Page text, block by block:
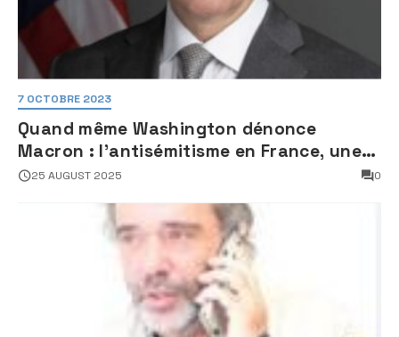
7 OCTOBRE 2023
Quand même Washington dénonce
Macron : l’antisémitisme en France, une
faillite d’État
25 AUGUST 2025 0